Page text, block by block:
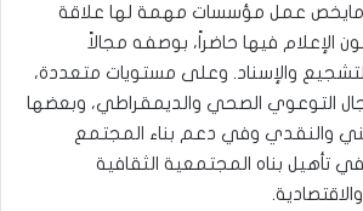
مايخص عمل مؤسسات مهمة لها علاقة
الإعلام فيها حاضراً، بوصفه مجالاً
والإسناد. وعلى مستويات متعددة،
التوعوي الصحي والديمقراطي، وبعضها
والنقدي وفي دعم بناء المجتمع
تأهيل بناه المجتمعية الثقافية